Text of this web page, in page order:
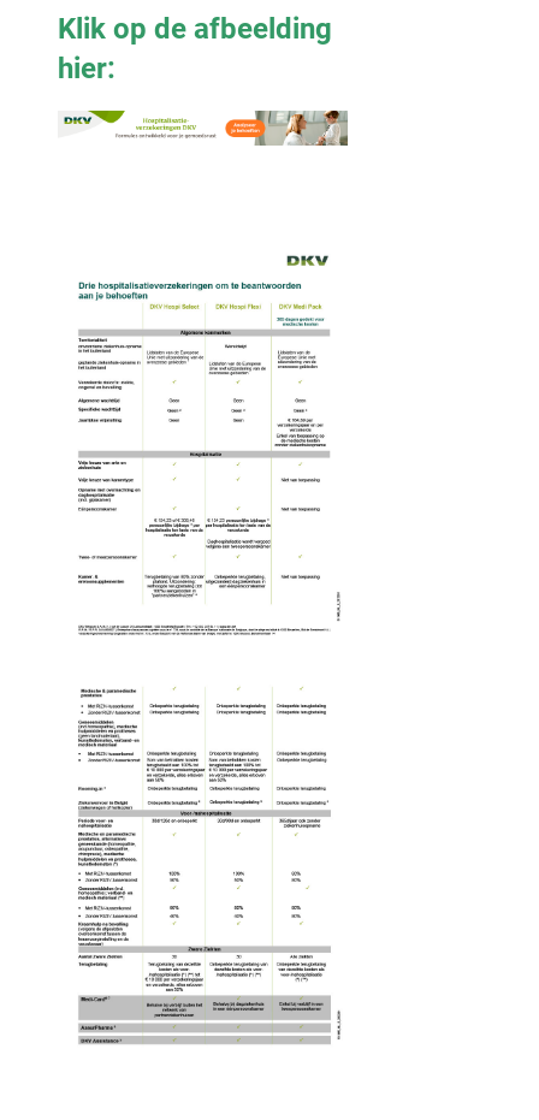
Klik op de afbeelding
hier: